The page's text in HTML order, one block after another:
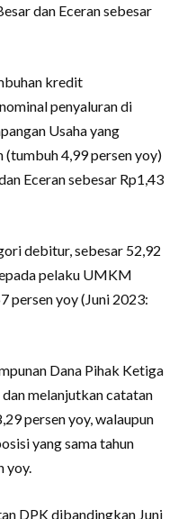
dan Eceran sebesar
kredit
penyaluran di
Usaha yang
4,99 persen yoy)
Eceran sebesar Rp1,43
debitur, sebesar 52,92
pelaku UMKM
persen yoy (Juni 2023:
Dana Pihak Ketiga
melanjutkan catatan
persen yoy, walaupun
yang sama tahun
yoy.
DPK dibandingkan Juni